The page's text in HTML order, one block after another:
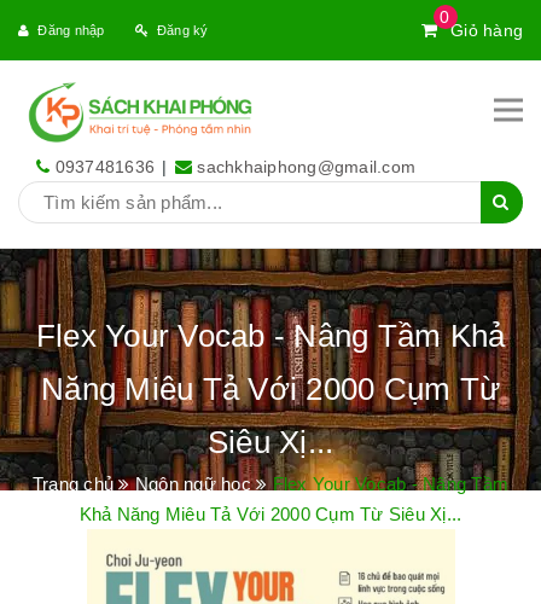
0
Giỏ hàng
Đăng nhập Đăng ký
0937481636 | sachkhaiphong@gmail.com
Flex Your Vocab - Nâng Tầm Khả
Năng Miêu Tả Với 2000 Cụm Từ
Siêu Xị...
Trang chủ Ngôn ngữ học
Flex Your Vocab - Nâng Tầm
Khả Năng Miêu Tả Với 2000 Cụm Từ Siêu Xị...